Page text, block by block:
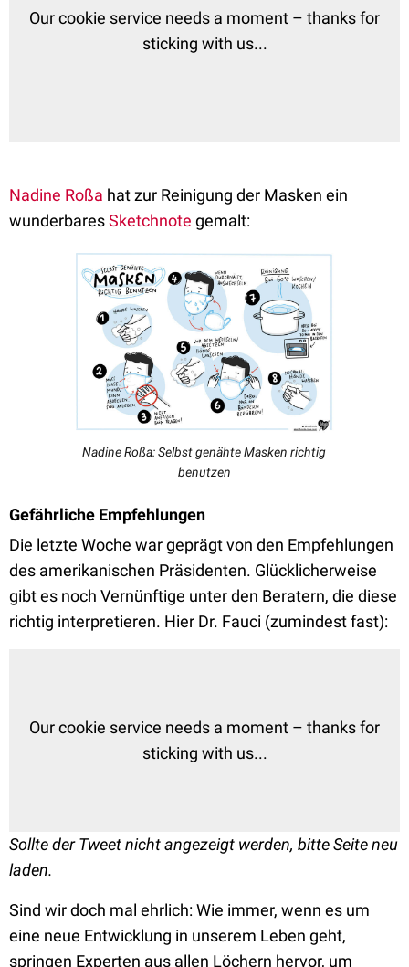
Nadine Roßa hat zur Reinigung der Masken ein
wunderbaresSketchnote gemalt:
Nadine Roßa: Selbst genähte Masken richtig
benutzen
Gefährliche Empfehlungen
Die letzte Woche war geprägt von den Empfehlungen
des amerikanischen Präsidenten. Glücklicherweise
gibt es noch Vernünftige unter den Beratern, die diese
richtig interpretieren. Hier Dr. Fauci (zumindest fast):
Our cookie service needs a moment – thanks for
sticking with us...
Sollte der Tweet nicht angezeigt werden, bitte Seite neu
laden.
Sind wir doch mal ehrlich: Wie immer, wenn es um
eine neue Entwicklung in unserem Leben geht,
springen Experten aus allen Löchern hervor, um